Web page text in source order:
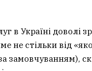
в Україні доволі
не стільки від
замовчуванням),